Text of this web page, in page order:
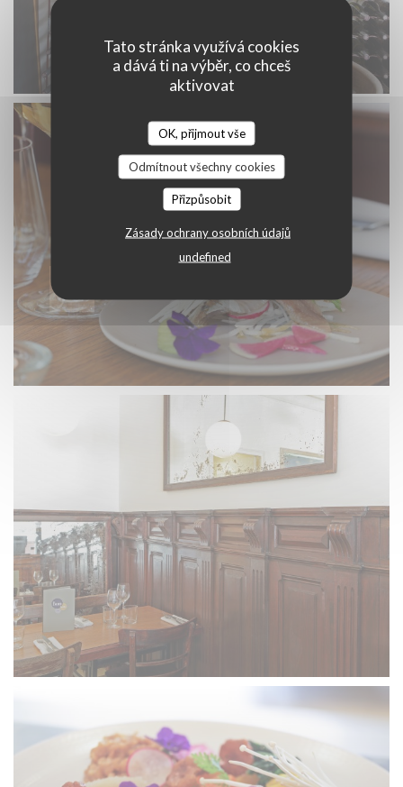
Tato stránka využívá cookies
a dává ti na výběr, co chceš
aktivovat
OK, přijmout vše
Odmítnout všechny cookies
Přizpůsobit
Zásady ochrany osobních údajů
undefined